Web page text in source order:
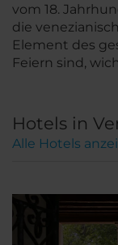
vom 18.
die
Element des
Feiern sind,
Hotels in
Alle Hotels